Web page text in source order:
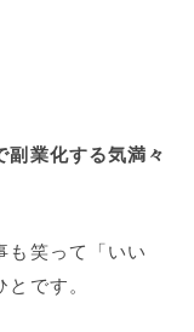
副業化する気満々
も笑って「いい
です。